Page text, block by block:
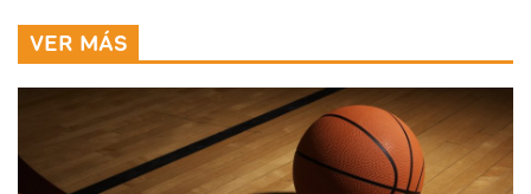
VER MÁS